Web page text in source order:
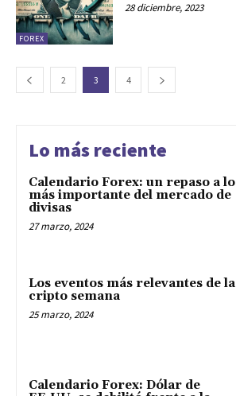
FOREX
28 diciembre, 2023
2 3 4
Lo más reciente
Calendario Forex: un repaso a lo
más importante del mercado de
divisas
27 marzo, 2024
Los eventos más relevantes de la
cripto semana
25 marzo, 2024
Calendario Forex: Dólar de